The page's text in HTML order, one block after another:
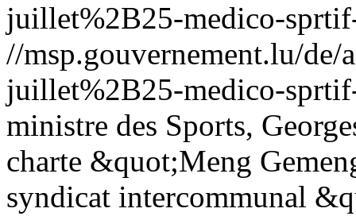
juillet%2B25-medico-
//msp.gouvernement.lu/
juillet%2B25-medico-
ministre des Sports,
charte &quot;Meng
syndicat intercommunal